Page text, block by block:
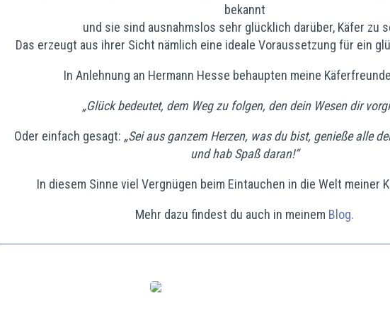
bekannt
und sie sind ausnahmslos sehr glücklich darüber, Käfer zu
Das erzeugt aus ihrer Sicht nämlich eine ideale Voraussetzung für ein
In Anlehnung an Hermann Hesse behaupten meine
„Glück bedeutet, dem Weg zu folgen, den dein Wesen dir
Oder einfach gesagt: „Sei aus ganzem Herzen, was du bist, genieße alle
und hab Spaß daran!“
In diesem Sinne viel Vergnügen beim Eintauchen in die Welt meiner
Mehr dazu findest du auch in meinem Blog.